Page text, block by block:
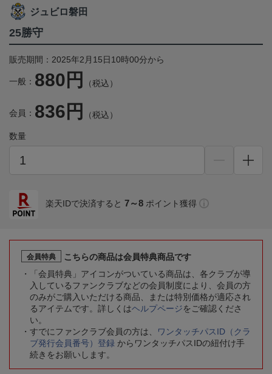
ジュビロ磐田
25勝守
販売期間：2025年2月15日10時00分から
一般： 880円 （税込）
会員： 836円 （税込）
数量
楽天IDで決済すると 7～8 ポイント獲得
会員特典
こちらの商品は会員特典商品です
「会員特典」アイコンがついている商品は、各クラブが導
入しているファンクラブなどの会員制度により、会員の方
のみがご購入いただける商品、または特別価格が適応され
るアイテムです。詳しくはヘルプページをご確認くださ
い。
すでにファンクラブ会員の方は、
ワンタッチパスID（クラ
ブ発行会員番号）登録 からワンタッチパスIDの紐付け手
続きをお願いします。